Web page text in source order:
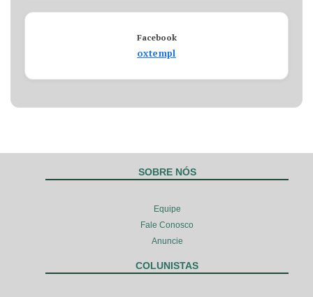
Facebook
oxtempl
SOBRE NÓS
Equipe
Fale Conosco
Anuncie
COLUNISTAS